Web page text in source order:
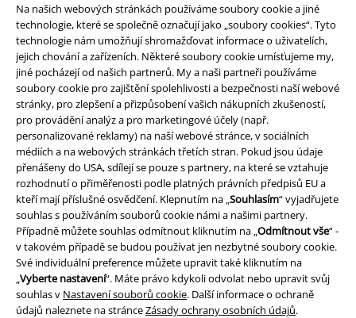
Na našich webových stránkách používáme soubory cookie a jiné
technologie, které se společně označují jako „soubory cookies“. Tyto
technologie nám umožňují shromažďovat informace o uživatelích,
jejich chování a zařízeních. Některé soubory cookie umísťujeme my,
jiné pocházejí od našich partnerů. My a naši partneři používáme
soubory cookie pro zajištění spolehlivosti a bezpečnosti naší webové
stránky, pro zlepšení a přizpůsobení vašich nákupních zkušeností,
pro provádění analýz a pro marketingové účely (např.
personalizované reklamy) na naší webové stránce, v sociálních
médiích a na webových stránkách třetích stran. Pokud jsou údaje
přenášeny do USA, sdílejí se pouze s partnery, na které se vztahuje
rozhodnutí o přiměřenosti podle platných právních předpisů EU a
kteří mají příslušné osvědčení. Klepnutím na „Souhlasím“ vyjadřujete
souhlas s používáním souborů cookie námi a našimi partnery.
Případně můžete souhlas odmítnout kliknutím na „Odmítnout vše“ -
v takovém případě se budou používat jen nezbytné soubory cookie.
Své individuální preference můžete upravit také kliknutím na
„Vyberte nastavení“. Máte právo kdykoli odvolat nebo upravit svůj
souhlas v Nastavení souborů cookie. Další informace o ochraně
údajů naleznete na stránceZásady ochrany osobních údajů.
Právní informace
Podmínky
Prohlášení
Ochrana osobních údajů